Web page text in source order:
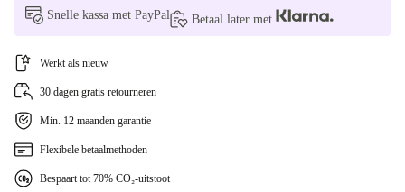
Snelle kassa met PayPal
Betaal later met
Werkt als nieuw
30 dagen gratis retourneren
Min. 12 maanden garantie
Flexibele betaalmethoden
Bespaart tot 70% CO₂-uitstoot